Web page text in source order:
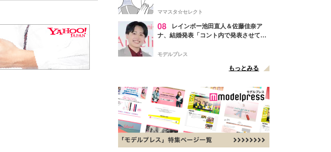
ママスタ☆セレクト
08
レインボー池田直人＆佐藤佳奈ア
ナ、結婚発表「コント内で発表させてい
点変更のため
モデルプレス
もっとみる